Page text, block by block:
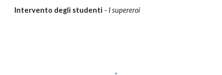
Intervento degli studenti - I supereroi